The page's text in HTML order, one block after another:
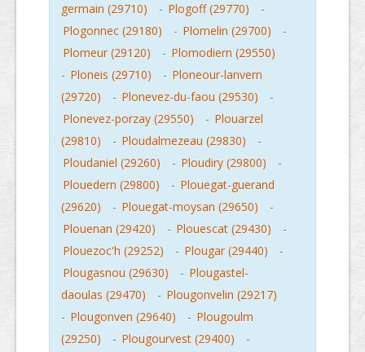
germain (29710)
- Plogoff (29770)
-
Plogonnec (29180)
- Plomelin (29700)
-
Plomeur (29120)
- Plomodiern (29550)
- Ploneis (29710) - Ploneour-lanvern
(29720)
- Plonevez-du-faou (29530)
-
Plonevez-porzay (29550)
- Plouarzel
(29810)
- Ploudalmezeau (29830)
-
Ploudaniel (29260)
- Ploudiry (29800)
-
Plouedern (29800)
- Plouegat-guerand
(29620)
- Plouegat-moysan (29650)
-
Plouenan (29420)
- Plouescat (29430)
-
Plouezoc'h (29252)
- Plougar (29440)
-
Plougasnou (29630)
- Plougastel-
daoulas (29470)
- Plougonvelin (29217)
- Plougonven (29640) - Plougoulm
(29250)
- Plougourvest (29400)
-